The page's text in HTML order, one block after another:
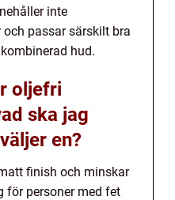
inte
passar särskilt bra
hud.
oljefri
ska jag
en?
finish och minskar
för personer med fet